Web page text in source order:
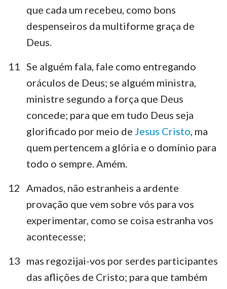
que cada um recebeu, como bons
despenseiros da multiforme graça de
Deus.
11
Se alguém fala, fale como entregando
oráculos de Deus; se alguém ministra,
ministre segundo a força que Deus
concede; para que em tudo Deus seja
glorificado por meio de Jesus Cristo , ma
quem pertencem a glória e o domínio para
todo o sempre. Amém.
12
Amados, não estranheis a ardente
provação que vem sobre vós para vos
experimentar, como se coisa estranha vos
acontecesse;
13 mas regozijai-vos por serdes participantes
das aflições de Cristo; para que também